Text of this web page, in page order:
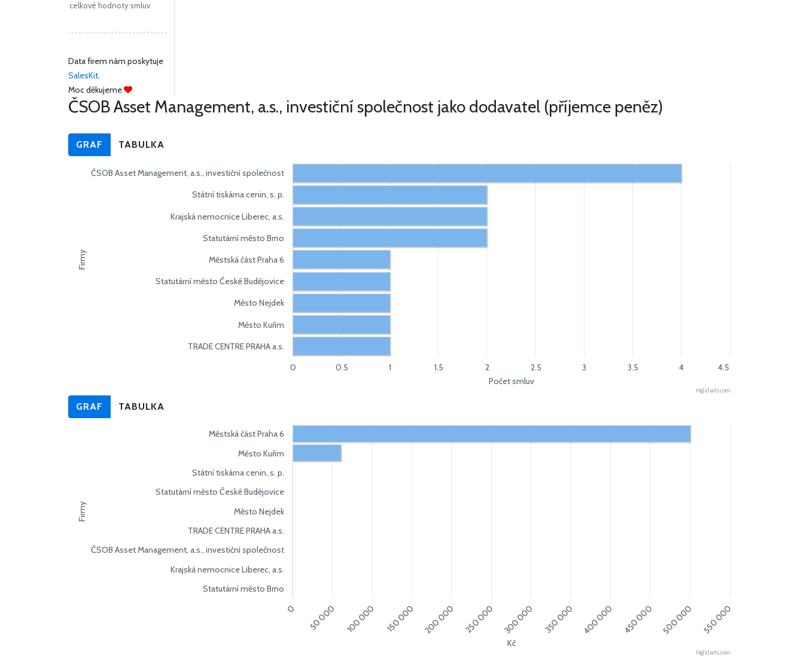
celkové hodnoty smluv
Data firem nám poskytuje
SalesKit.
Moc děkujeme
ČSOB Asset Management, a.s., investiční společnost jako dodavatel (příjemce peněz)
GRAF TABULKA
Firmy
Počet smluv
ČSOB Asset Management, a.s., investiční společnost
Státní tiskárna cenin, s. p.
Krajská nemocnice Liberec, a.s.
Statutární město Brno
Městská část Praha 6
Statutární město České Budějovice
Město Nejdek
Město Kuřim
TRADE CENTRE PRAHA a.s.
0
0.5 1 1.5 2 2.5 3 3.5 4 4.5
Highcharts.com
GRAF TABULKA
Firmy
Kč
Městská část Praha 6
Město Kuřim
Státní tiskárna cenin, s. p.
Statutární město České Budějovice
Město Nejdek
TRADE CENTRE PRAHA a.s.
ČSOB Asset Management, a.s., investiční společnost
Krajská nemocnice Liberec, a.s.
Statutární město Brno
0 50 000 100 000 150 000 200 000 250 000 300 000 350 000 400 000 450 000 500 000 550 000
Highcharts.com